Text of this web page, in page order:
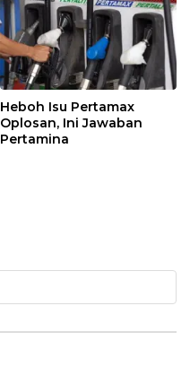
Heboh Isu Pertamax
Oplosan, Ini Jawaban
Pertamina